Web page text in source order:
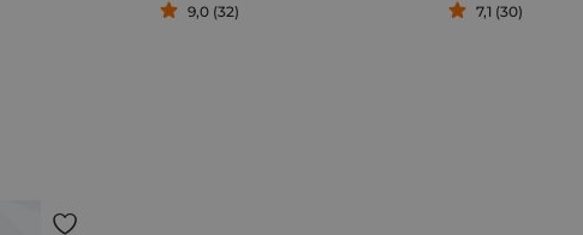
9,0 (32) 7,1 (30)